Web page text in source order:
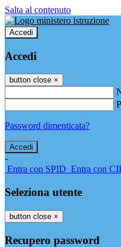
Salta al contenuto
Accedi
Accedi
button close ×
Password dimenticata?
-
Entra con SPID Entra con
Seleziona utente
button close ×
Recupero password